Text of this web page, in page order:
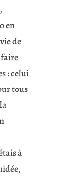
en
de
: celui
tous
à